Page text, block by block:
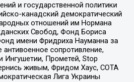
и государственной политики
канадский демократический
отношений им Нормана
Свобод, Фонд Бориса
имени Фридриха Науманна за
сопротивление,
Ингушетии, Прометей, Stop
живым, Фридом Хаус, СОТА
Лига Украины